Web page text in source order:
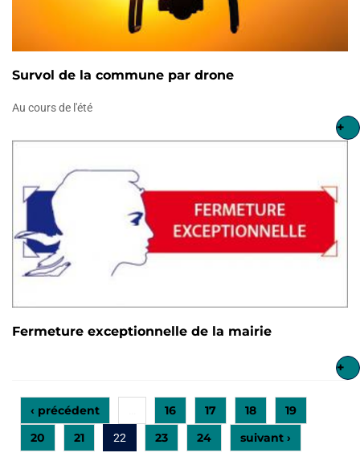
Survol de la commune par drone
Au cours de l'été
+
Fermeture exceptionnelle de la mairie
+
‹ précédent 16 17 18
19
20
21 22 23 24 suivant ›